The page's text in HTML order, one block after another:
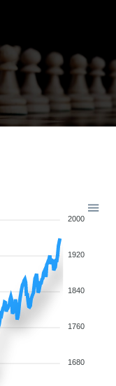
2000
1920
1840
1760
1680